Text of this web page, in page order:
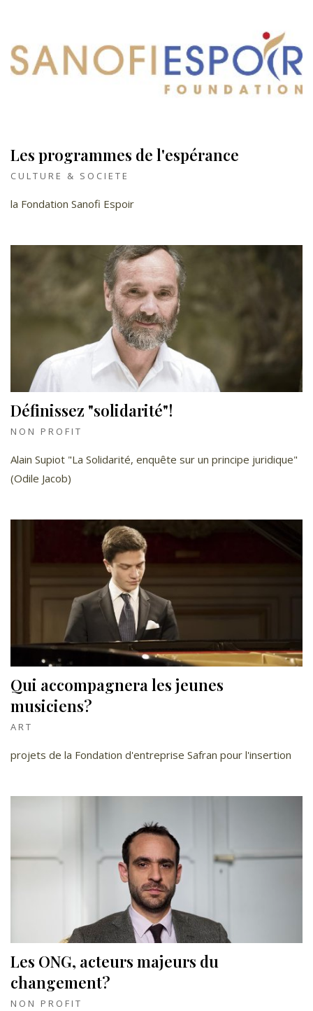
Les programmes de l'espérance
CULTURE & SOCIETE
la Fondation Sanofi Espoir
Définissez "solidarité"!
NON PROFIT
Alain Supiot "La Solidarité, enquête sur un principe juridique"
(Odile Jacob)
Qui accompagnera les jeunes
musiciens?
ART
projets de la Fondation d'entreprise Safran pour l'insertion
Les ONG, acteurs majeurs du
changement?
NON PROFIT